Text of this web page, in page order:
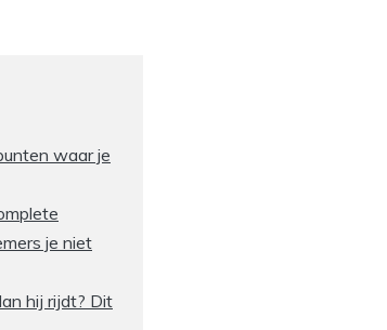
waar je
je niet
hij rijdt? Dit